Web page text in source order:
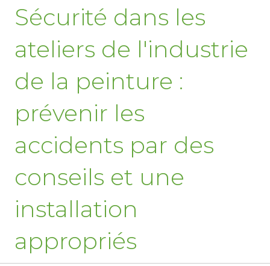
Sécurité dans les
ateliers de l'industrie
de la peinture :
prévenir les
accidents par des
conseils et une
installation
appropriés